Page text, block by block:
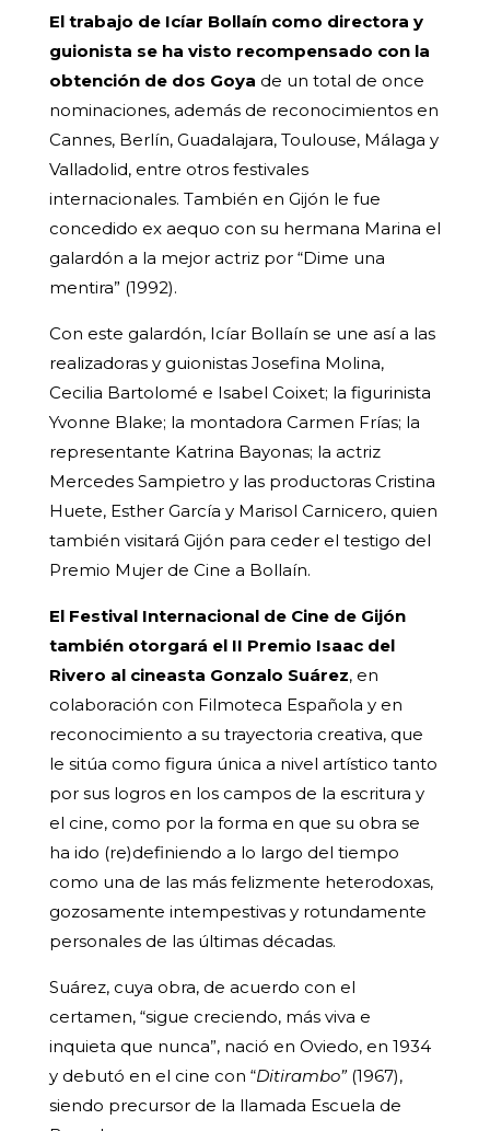
El trabajo de Icíar Bollaín como directora y
guionista se ha visto recompensado con la
obtención de dos Goya de un total de once
nominaciones, además de reconocimientos en
Cannes, Berlín, Guadalajara, Toulouse, Málaga y
Valladolid, entre otros festivales
internacionales. También en Gijón le fue
concedido ex aequo con su hermana Marina el
galardón a la mejor actriz por “Dime una
mentira” (1992).
Con este galardón, Icíar Bollaín se une así a las
realizadoras y guionistas Josefina Molina,
Cecilia Bartolomé e Isabel Coixet; la figurinista
Yvonne Blake; la montadora Carmen Frías; la
representante Katrina Bayonas; la actriz
Mercedes Sampietro y las productoras Cristina
Huete, Esther García y Marisol Carnicero, quien
también visitará Gijón para ceder el testigo del
Premio Mujer de Cine a Bollaín.
El Festival Internacional de Cine de Gijón
también otorgará el II Premio Isaac del
Rivero al cineasta Gonzalo Suárez, en
colaboración con Filmoteca Española y en
reconocimiento a su trayectoria creativa, que
le sitúa como figura única a nivel artístico tanto
por sus logros en los campos de la escritura y
el cine, como por la forma en que su obra se
ha ido (re)definiendo a lo largo del tiempo
como una de las más felizmente heterodoxas,
gozosamente intempestivas y rotundamente
personales de las últimas décadas.
Suárez, cuya obra, de acuerdo con el
certamen, “sigue creciendo, más viva e
inquieta que nunca”, nació en Oviedo, en 1934
y debutó en el cine con “Ditirambo” (1967),
siendo precursor de la llamada Escuela de